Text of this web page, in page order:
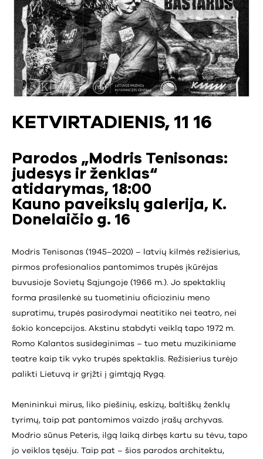
KETVIRTADIENIS, 11 16
Parodos „Modris Tenisonas:
judesys ir ženklas“
atidarymas, 18:00
Kauno paveikslų galerija, K.
Donelaičio g. 16
Modris Tenisonas (1945–2020) – latvių kilmės režisierius,
pirmos profesionalios pantomimos trupės įkūrėjas
buvusioje Sovietų Sąjungoje (1966 m.). Jo spektaklių
forma prasilenkė su tuometiniu oficioziniu meno
supratimu, trupės pasirodymai neatitiko nei teatro, nei
šokio koncepcijos. Akstinu stabdyti veiklą tapo 1972 m.
Romo Kalantos susideginimas – tuo metu muzikiniame
teatre kaip tik vyko trupės spektaklis. Režisierius turėjo
palikti Lietuvą ir grįžti į gimtąją Rygą.
Menininkui mirus, liko piešinių, eskizų, baltiškų ženklų
tyrimų, taip pat pantomimos vaizdo įrašų archyvas.
Modrio sūnus Peteris, ilgą laiką dirbęs kartu su tėvu, tapo
jo veiklos tęsėju. Taip pat – šios parodos architektu,